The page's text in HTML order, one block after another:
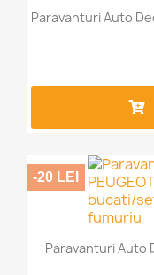
Paravanturi Auto
Paravanturi Auto
-20 LEI